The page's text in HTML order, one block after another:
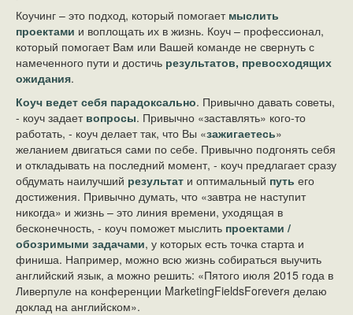
Коучинг – это подход, который помогает мыслить
проектами и воплощать их в жизнь. Коуч – профессионал,
который помогает Вам или Вашей команде не свернуть с
намеченного пути и достичь результатов, превосходящих
ожидания.
Коуч ведет себя парадоксально. Привычно давать советы,
- коуч задает вопросы. Привычно «заставлять» кого-то
работать, - коуч делает так, что Вы «зажигаетесь»
желанием двигаться сами по себе. Привычно подгонять себя
и откладывать на последний момент, - коуч предлагает сразу
обдумать наилучший результат и оптимальный путь его
достижения. Привычно думать, что «завтра не наступит
никогда» и жизнь – это линия времени, уходящая в
бесконечность, - коуч поможет мыслить проектами /
обозримыми задачами, у которых есть точка старта и
финиша. Например, можно всю жизнь собираться выучить
английский язык, а можно решить: «Пятого июля 2015 года в
Ливерпуле на конференции MarketingFieldsForeverя делаю
доклад на английском».